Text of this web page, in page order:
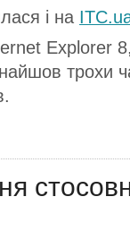
і на
Explorer
трохи